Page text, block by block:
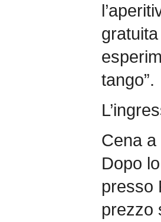
tango”.
Cena
Dopo
presso
prezzo